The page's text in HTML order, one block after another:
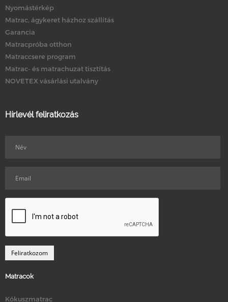
Nyomástérkép
Matrac, ágykeret házhoz szállítás
Garancia
Matracpróba otthon
Matraccsere program
Matrac- és matrachuzat tisztítás
NOVETEX vásárlási utalvány
Hírlevél feliratkozás
Matracok
Kókuszmatrac